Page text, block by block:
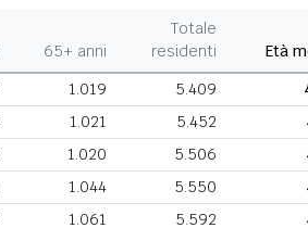
65+ anni
Totale
residenti
Età
1.019 5.409
1.021 5.452
1.020 5.506
1.044 5.550
1.061 5.592